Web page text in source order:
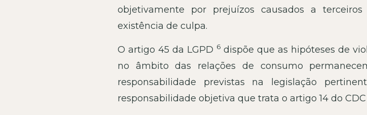
objetivamente por prejuízos causados a
existência de culpa.
O artigo 45 da LGPD 6 dispõe que as hipóteses de
no âmbito das relações de consumo
responsabilidade previstas na legislação
responsabilidade objetiva que trata o artigo 14 do CDC